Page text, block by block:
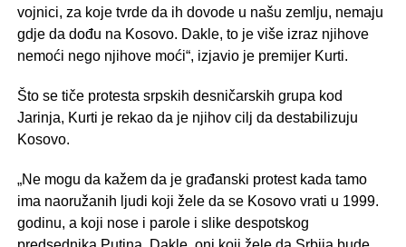
vojnici, za koje tvrde da ih dovode u našu zemlju, nemaju
gdje da dođu na Kosovo. Dakle, to je više izraz njihove
nemoći nego njihove moći“, izjavio je premijer Kurti.
Što se tiče protesta srpskih desničarskih grupa kod
Jarinja, Kurti je rekao da je njihov cilj da destabilizuju
Kosovo.
„Ne mogu da kažem da je građanski protest kada tamo
ima naoružanih ljudi koji žele da se Kosovo vrati u 1999.
godinu, a koji nose i parole i slike despotskog